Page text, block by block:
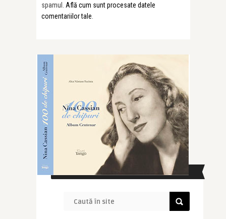
spamul. Află cum sunt procesate datele
comentariilor tale
CAUTĂ ÎN SITE